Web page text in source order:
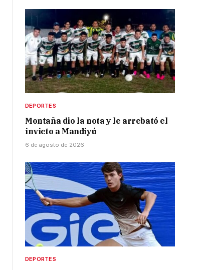
DEPORTES
Montaña dio la nota y le arrebató el
invicto a Mandiyú
6 de agosto de 2026
DEPORTES